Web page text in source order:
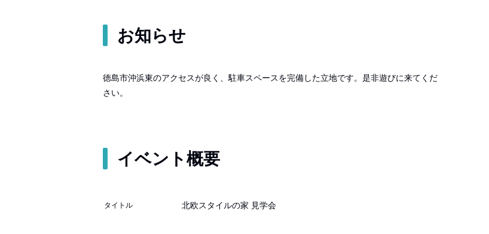
お知らせ
徳島市沖浜東のアクセスが良く、駐車スペースを完備した立地です。是非遊びに来てくだ
さい。
イベント概要
タイトル 北欧スタイルの家 見学会